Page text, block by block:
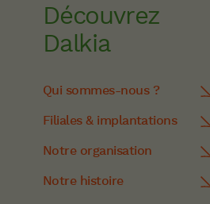
Découvrez
Dalkia
Qui sommes-nous ?
Filiales & implantations
Notre organisation
Notre histoire